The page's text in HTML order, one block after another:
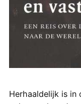
Herhaaldelijk is in